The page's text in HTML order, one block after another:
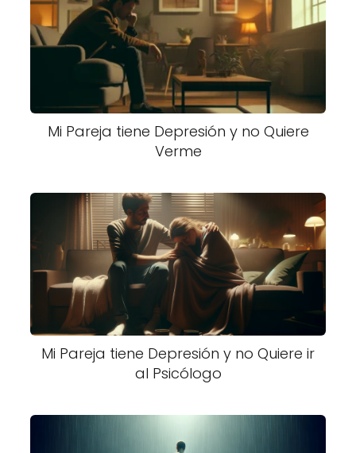
Mi Pareja tiene Depresión y no Quiere
Verme
Mi Pareja tiene Depresión y no Quiere ir
al Psicólogo